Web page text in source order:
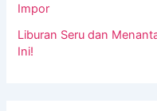
Impor
Liburan Seru dan
Ini!